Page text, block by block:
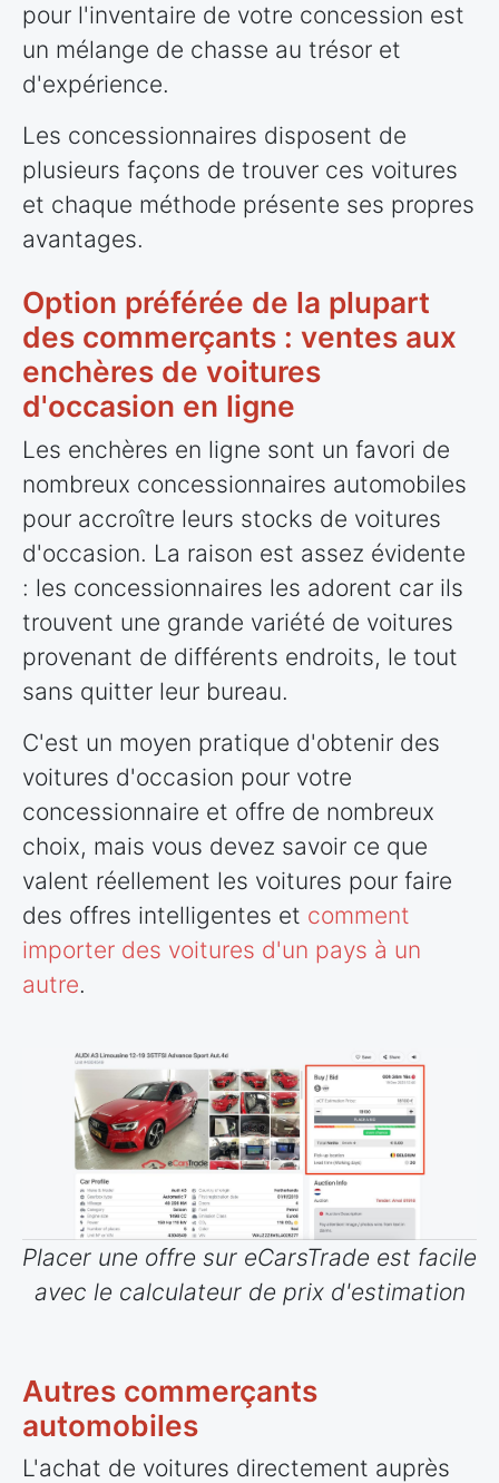
pour l'inventaire de votre concession est
un mélange de chasse au trésor et
d'expérience.
Les concessionnaires disposent de
plusieurs façons de trouver ces voitures
et chaque méthode présente ses propres
avantages.
Option préférée de la plupart
des commerçants : ventes aux
enchères de voitures
d'occasion en ligne
Les enchères en ligne sont un favori de
nombreux concessionnaires automobiles
pour accroître leurs stocks de voitures
d'occasion. La raison est assez évidente
: les concessionnaires les adorent car ils
trouvent une grande variété de voitures
provenant de différents endroits, le tout
sans quitter leur bureau.
C'est un moyen pratique d'obtenir des
voitures d'occasion pour votre
concessionnaire et offre de nombreux
choix, mais vous devez savoir ce que
valent réellement les voitures pour faire
des offres intelligentes et comment
importer des voitures d'un pays à un
autre.
Placer une offre sur eCarsTrade est facile
avec le calculateur de prix d'estimation
Autres commerçants
automobiles
L'achat de voitures directement auprès